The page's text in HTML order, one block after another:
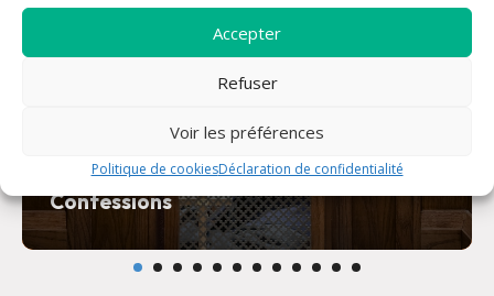
Accepter
Refuser
Voir les préférences
Politique de cookiesDéclaration de confidentialité
Confessions